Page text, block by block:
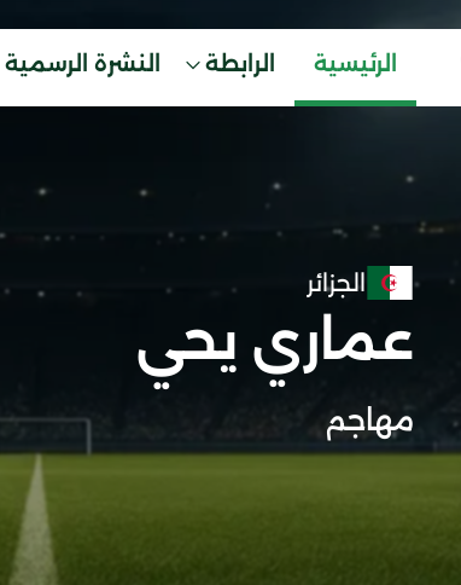
الرئيسية الرابطة النشرة الرسمية
الجزائر
عماري يحي
مهاجم